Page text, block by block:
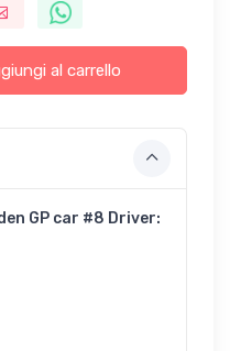
al carrello
GP car #8 Driver: